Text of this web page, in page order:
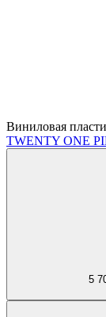
Виниловая
TWENTY ONE
5